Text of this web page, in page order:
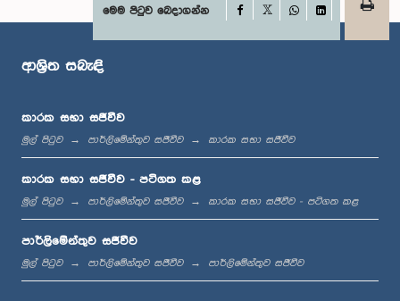
පෙ.ව. 11:48 - ප.ව. 12:05
ප.ව. 12:12 - ප.ව. 12:23
ප.ව. 12:23 - ප.ව. 12:30
මෙම පිටුව බෙදාගන්න Facebook
WhatsApp
LinkedIn
ආශ්‍රිත සබැඳි
කාරක සභා සජීවීව
මුල් පිටුව පාර්ලිමේන්තුව සජීවීව කාරක සභා සජීවීව
කාරක සභා සජීවීව - පටිගත කළ
මුල් පිටුව පාර්ලිමේන්තුව සජීවීව කාරක සභා සජීවීව - පටිගත කළ
පාර්ලිමේන්තුව සජීවීව
මුල් පිටුව පාර්ලිමේන්තුව සජීවීව පාර්ලිමේන්තුව සජීවීව